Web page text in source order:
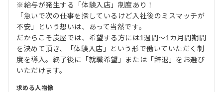
※給与が発生する「体験入店」制度あり！
「急いで次の仕事を探しているけど入社後のミスマッチが
不安」という想いは、あって当然です。
だからこそ炭屋では、希望する方には1週間～1カ月間期間
を決めて頂き、「体験入店」という形で働いていただく制
度を導入。終了後に「就職希望」または「辞退」をお選び
いただけます。
求める人物像